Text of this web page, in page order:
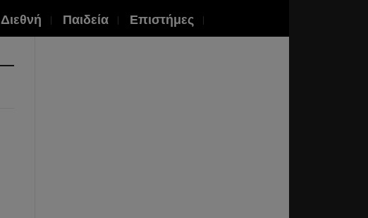
Διεθνή Παιδεία Επιστήμες